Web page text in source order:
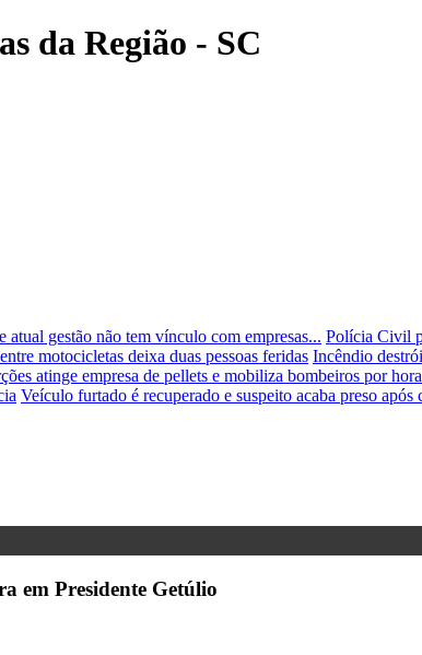
da Região - SC
gestão não tem vínculo com empresas... Polícia Civil
motocicletas deixa duas pessoas feridas Incêndio
atinge empresa de pellets e mobiliza bombeiros por
Veículo furtado é recuperado e suspeito acaba preso após
em Presidente Getúlio